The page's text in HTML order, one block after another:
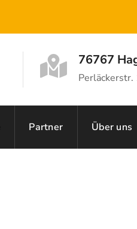
76767
Perläckerstr.
Partner Über uns